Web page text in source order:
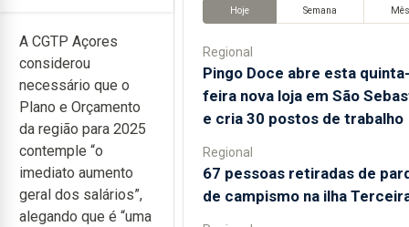
A CGTP Açores
considerou
necessário que o
Plano e Orçamento
da região para 2025
contemple “o
imediato aumento
geral dos salários”,
alegando que é “uma
Hoje Semana
Regional
Pingo Doce abre esta
feira nova loja em São
e cria 30 postos de trabalho
Regional
67 pessoas retiradas de
de campismo na ilha